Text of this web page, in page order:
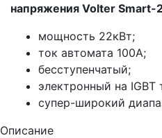
напряжения Volter Smart-
мощность 22кВт;
ток автомата 100А;
бесступенчатый;
электронный на IGBT
супер-широкий
Описание